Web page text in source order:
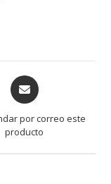
Opens
in
new
por correo este
producto